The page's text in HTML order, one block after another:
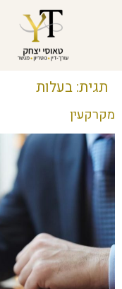
תגית: בעלות
מקרקעין